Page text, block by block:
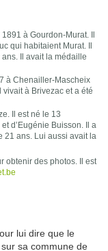
à Gourdon-Murat. Il
qui habitaient Murat. Il
Il avait la médaille
à Chenailler-Mascheix
à Brivezac et a été
Il est né le 13
d’Eugénie Buisson. Il a
21 ans. Lui aussi avait la
obtenir des photos. Il est
lui dire que le
sa commune de